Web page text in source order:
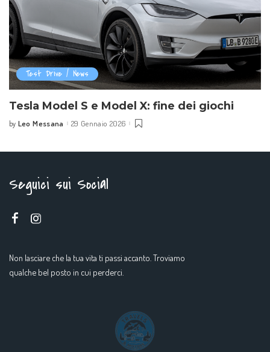
Test Drive / News
Tesla Model S e Model X: fine dei giochi
by Leo Messana 29 Gennaio 2026
Seguici sui Social
Non lasciare che la tua vita ti passi accanto. Troviamo
qualche bel posto in cui perderci.